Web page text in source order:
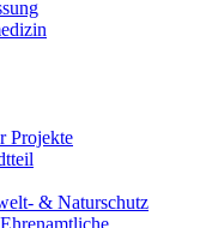
Projekte
& Naturschutz